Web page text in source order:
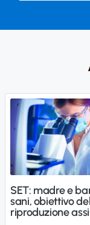
SET: madre e
sani, obiettivo
riproduzione